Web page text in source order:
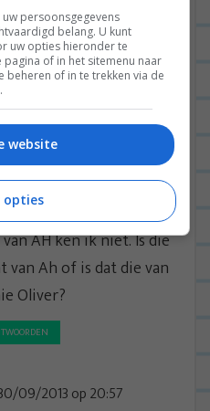
pastamachine van AH
geleden, werkt ook
om te doen, vooral
02/10/2013 op 09:40
AH ken ik niet. Is die
van Ah of is dat die van
Oliver?
09/2013 op 20:57
persoonsgegevens
belang. U kunt
uw opties hieronder te
of in het sitemenu naar
beheren of in te trekken via de
website
opties